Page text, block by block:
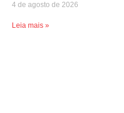
4 de agosto de 2026
Leia mais »